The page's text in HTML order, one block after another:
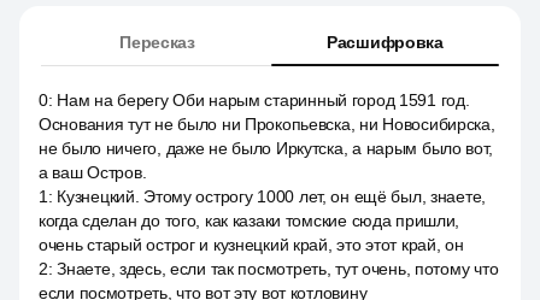
Пересказ Расшифровка
0: Нам на берегу Оби нарым старинный город 1591 год.
Основания тут не было ни Прокопьевска, ни Новосибирска,
не было ничего, даже не было Иркутска, а нарым было вот,
а ваш Остров.
1 : Кузнецкий. Этому острогу 1000 лет, он ещё был, знаете,
когда сделан до того, как казаки томские сюда пришли,
очень старый острог и кузнецкий край, это этот край, он
2:Знаете, здесь, если так посмотреть, тут очень, потому что
если посмотреть, что вот эту вот котловину